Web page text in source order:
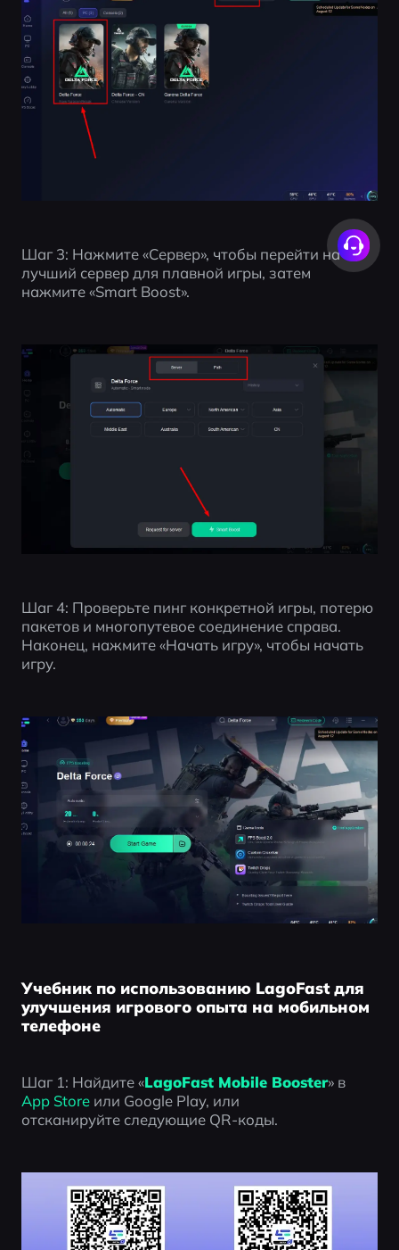
Шаг 3: Нажмите «Сервер», чтобы перейти на
лучший сервер для плавной игры, затем
нажмите «Smart Boost».
Шаг 4: Проверьте пинг конкретной игры, потерю
пакетов и многопутевое соединение справа.
Наконец, нажмите «Начать игру», чтобы начать
игру.
Учебник по использованию LagoFast для
улучшения игрового опыта на мобильном
телефоне
Шаг 1: Найдите «LagoFast Mobile Booster» в
App Store или Google Play, или
отсканируйте следующие QR-коды.